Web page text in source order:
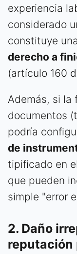
experiencia
considerado
constituye
derecho a
(artículo 160
Además, si la
documentos
podría
de
tipificado en
que pueden
simple "error
2. Daño
reputación